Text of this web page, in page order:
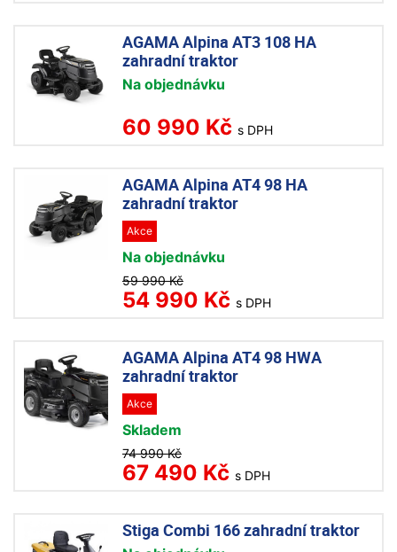
AGAMA Alpina AT3 108 HA
zahradní traktor
Na objednávku
60 990 Kč s DPH
AGAMA Alpina AT4 98 HA
zahradní traktor
Akce
Na objednávku
59 990 Kč
54 990 Kč s DPH
AGAMA Alpina AT4 98 HWA
zahradní traktor
Akce
Skladem
74 990 Kč
67 490 Kč s DPH
Stiga Combi 166 zahradní traktor